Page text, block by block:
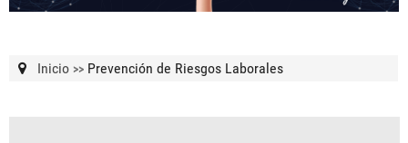
Inicio >> Prevención de Riesgos Laborales